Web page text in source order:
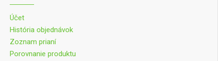
Účet
História objednávok
Zoznam prianí
Porovnanie produktu